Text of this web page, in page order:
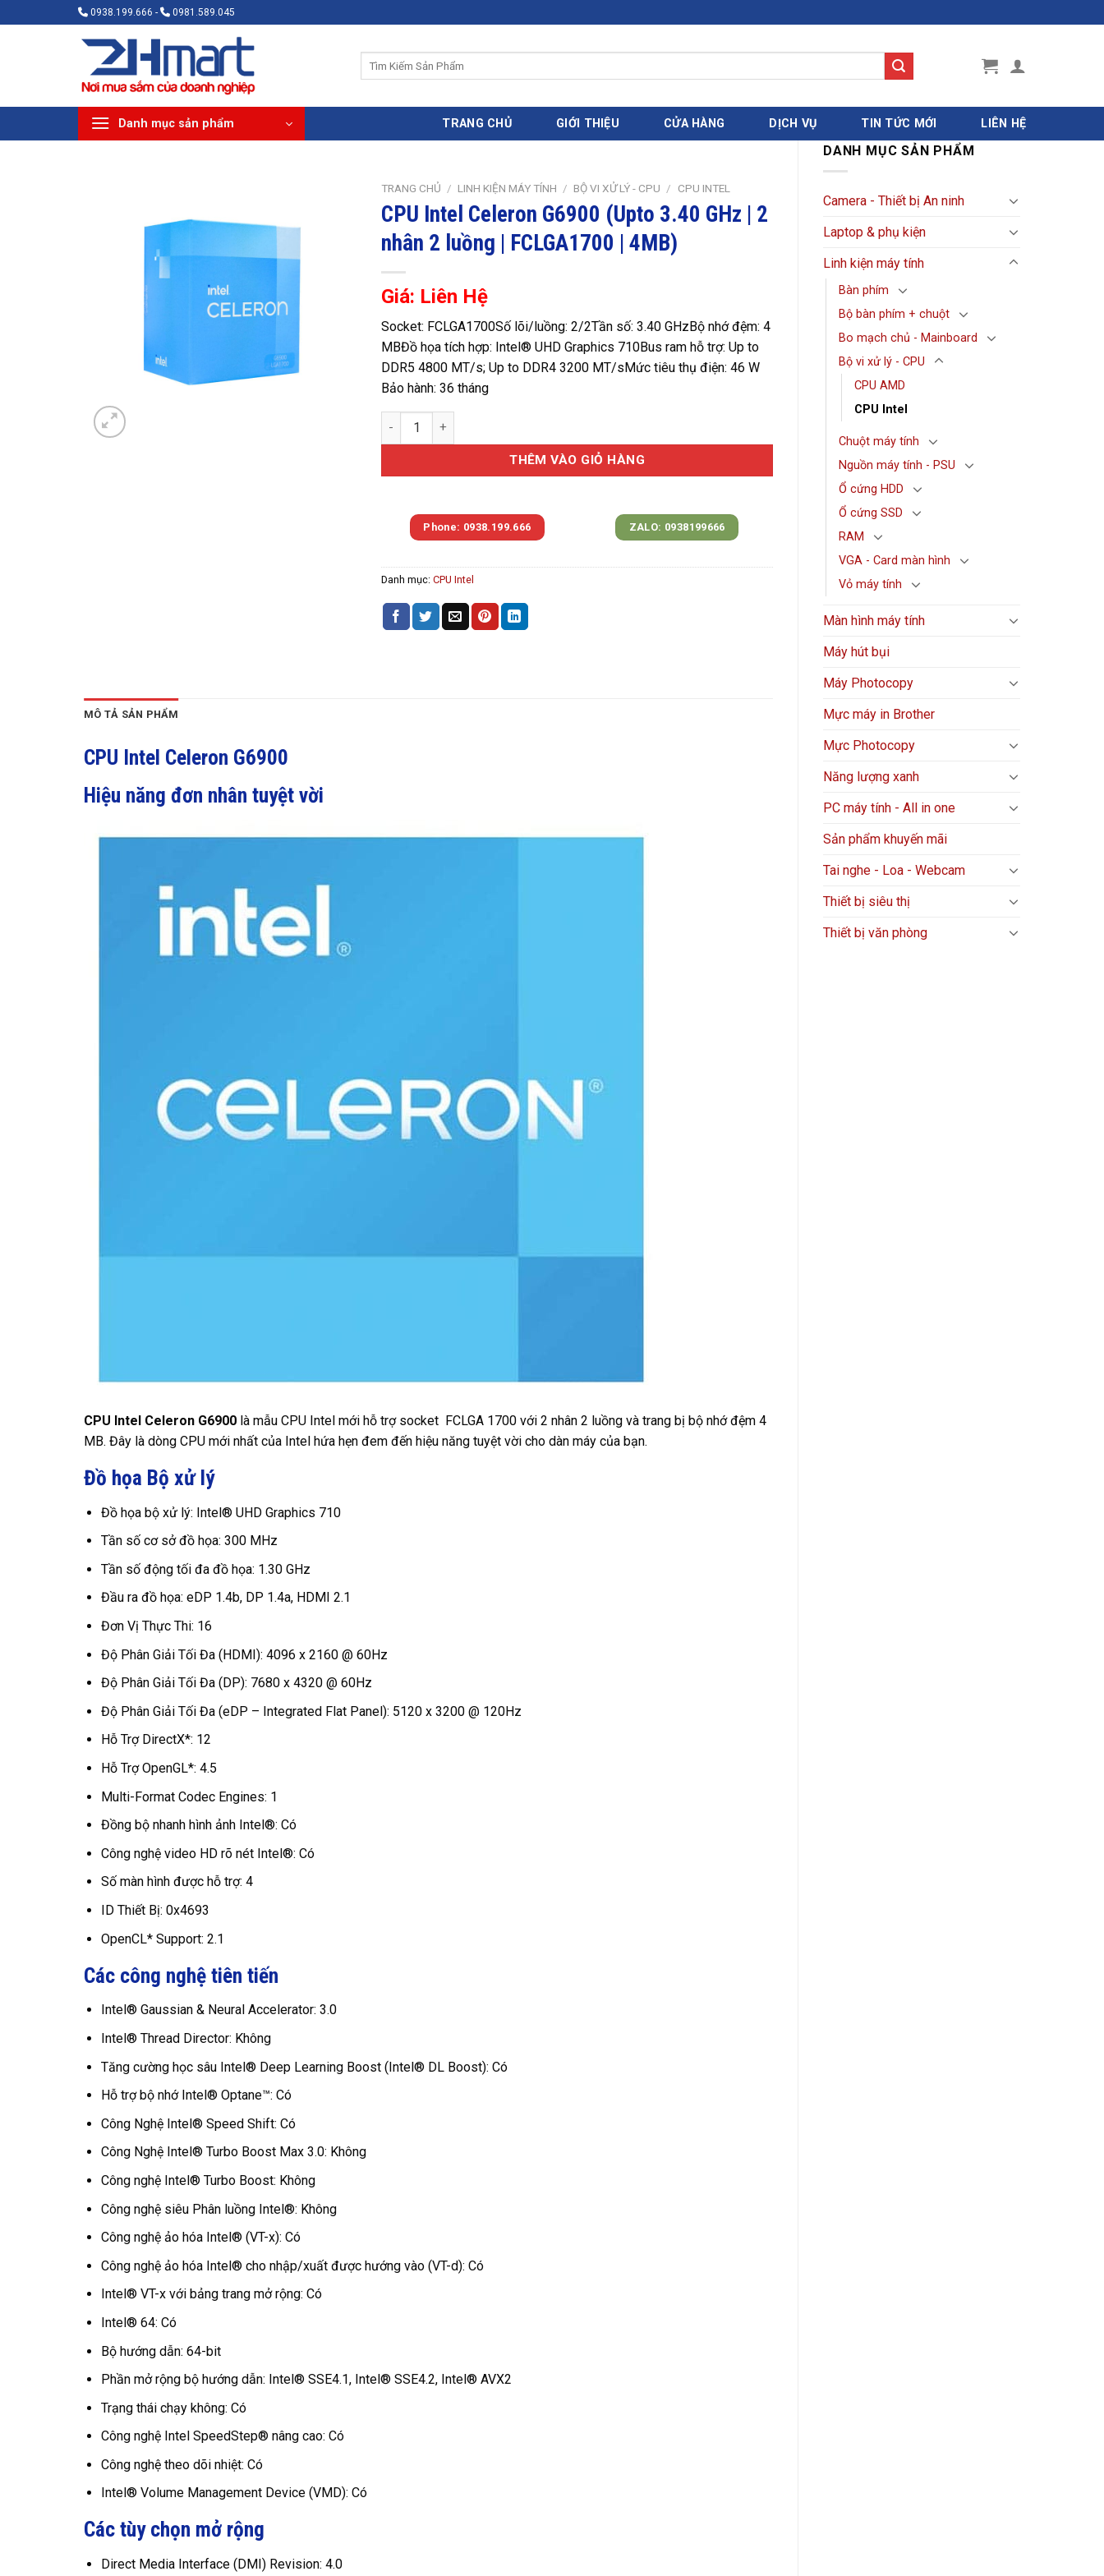
qua
0938.199.666 - 0981.589.045
Danh mục sản phẩm TRANG CHỦ GIỚI THIỆU CỬA HÀNG DỊCH VỤ TIN TỨC MỚI LIÊN HỆ
DANH MỤC SẢN PHẨM
Camera - Thiết bị An ninh
Laptop & phụ kiện
Linh kiện máy tính
Bàn phím
Bộ bàn phím + chuột
Bo mạch chủ - Mainboard
Bộ vi xử lý - CPU
CPU AMD
CPU Intel
Chuột máy tính
Nguồn máy tính - PSU
Ổ cứng HDD
Ổ cứng SSD
RAM
VGA - Card màn hình
Vỏ máy tính
Màn hình máy tính
Máy hút bụi
Máy Photocopy
Mực máy in Brother
Mực Photocopy
Năng lượng xanh
PC máy tính - All in one
Sản phẩm khuyến mãi
Tai nghe - Loa - Webcam
Thiết bị siêu thị
Thiết bị văn phòng
TRANG CHỦ / LINH KIỆN MÁY TÍNH / BỘ VI XỬ LÝ - CPU / CPU INTEL
CPU Intel Celeron G6900 (Upto 3.40 GHz | 2
nhân 2 luồng | FCLGA1700 | 4MB)
Giá: Liên Hệ
Socket: FCLGA1700Số lõi/luồng: 2/2Tần số: 3.40 GHzBộ nhớ đệm: 4
MBĐồ họa tích hợp: Intel® UHD Graphics 710Bus ram hỗ trợ: Up to
DDR5 4800 MT/s; Up to DDR4 3200 MT/sMức tiêu thụ điện: 46 W
Bảo hành: 36 tháng
CPU Intel Celeron G6900 (Upto 3.40 GHz | 2 nhân 2 luồng | FCLGA1700 | 4MB) số lượng
THÊM VÀO GIỎ HÀNG
Phone: 0938.199.666 ZALO: 0938199666
Danh mục:CPU Intel
MÔ TẢ SẢN PHẨM
CPU Intel Celeron G6900
Hiệu năng đơn nhân tuyệt vời
CPU Intel Celeron G6900 là mẫu CPU Intel mới hỗ trợ socket FCLGA 1700 với 2 nhân 2 luồng và trang bị bộ nhớ đệm 4
MB. Đây là dòng CPU mới nhất của Intel hứa hẹn đem đến hiệu năng tuyệt vời cho dàn máy của bạn.
Đồ họa Bộ xử lý
Đồ họa bộ xử lý: Intel® UHD Graphics 710
Tần số cơ sở đồ họa: 300 MHz
Tần số động tối đa đồ họa: 1.30 GHz
Đầu ra đồ họa: eDP 1.4b, DP 1.4a, HDMI 2.1
Đơn Vị Thực Thi: 16
Độ Phân Giải Tối Đa (HDMI): 4096 x 2160 @ 60Hz
Độ Phân Giải Tối Đa (DP): 7680 x 4320 @ 60Hz
Độ Phân Giải Tối Đa (eDP – Integrated Flat Panel): 5120 x 3200 @ 120Hz
Hỗ Trợ DirectX*: 12
Hỗ Trợ OpenGL*: 4.5
Multi-Format Codec Engines: 1
Đồng bộ nhanh hình ảnh Intel®: Có
Công nghệ video HD rõ nét Intel®: Có
Số màn hình được hỗ trợ: 4
ID Thiết Bị: 0x4693
OpenCL* Support: 2.1
Các công nghệ tiên tiến
Intel® Gaussian & Neural Accelerator: 3.0
Intel® Thread Director: Không
Tăng cường học sâu Intel® Deep Learning Boost (Intel® DL Boost): Có
Hỗ trợ bộ nhớ Intel® Optane™: Có
Công Nghệ Intel® Speed Shift: Có
Công Nghệ Intel® Turbo Boost Max 3.0: Không
Công nghệ Intel® Turbo Boost: Không
Công nghệ siêu Phân luồng Intel®: Không
Công nghệ ảo hóa Intel® (VT-x): Có
Công nghệ ảo hóa Intel® cho nhập/xuất được hướng vào (VT-d): Có
Intel® VT-x với bảng trang mở rộng: Có
Intel® 64: Có
Bộ hướng dẫn: 64-bit
Phần mở rộng bộ hướng dẫn: Intel® SSE4.1, Intel® SSE4.2, Intel® AVX2
Trạng thái chạy không: Có
Công nghệ Intel SpeedStep® nâng cao: Có
Công nghệ theo dõi nhiệt: Có
Intel® Volume Management Device (VMD): Có
Các tùy chọn mở rộng
Direct Media Interface (DMI) Revision: 4.0